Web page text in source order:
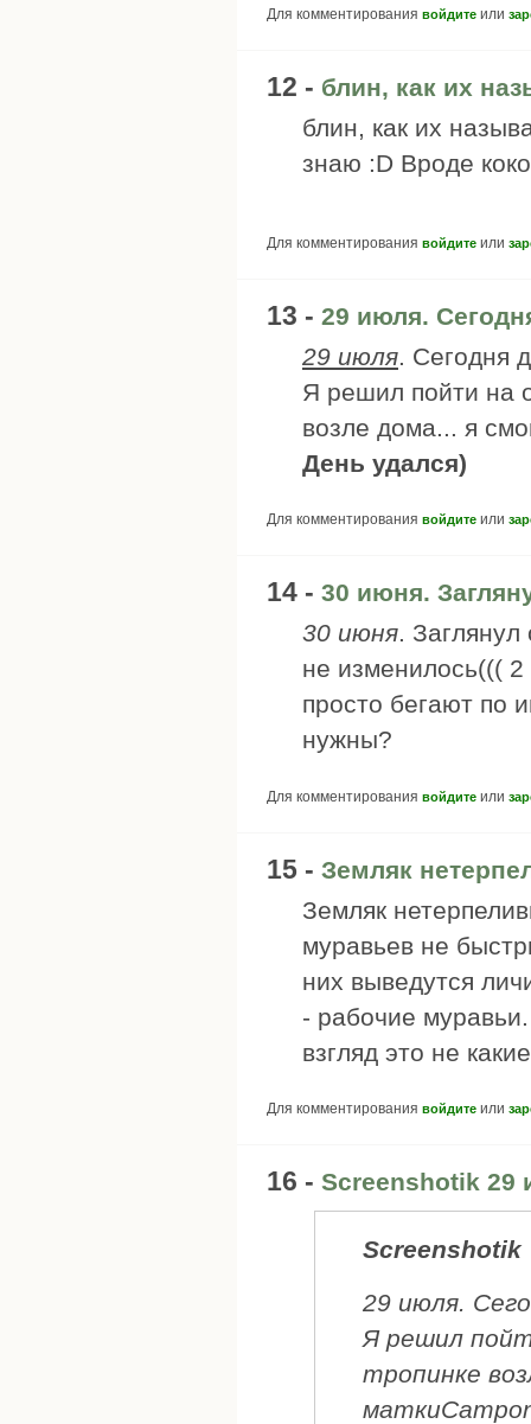
Для комментирования войдите или
12 - блин, как их
блин, как их
знаю :D Вроде
Для комментирования войдите или
13 - 29 июля.
29 июля. Сегодня
Я решил пойти на
возле дома... я
День удался)
Для комментирования войдите или
14 - 30 июня.
30 июня. Заглянул
не изменилось((( 2
просто бегают по
нужны?
Для комментирования войдите или
15 - Земляк
Земляк
муравьев не
них выведутся
- рабочие
взгляд это не
Для комментирования войдите или
16 - Screenshotik 29
Screenshotik
29 июля.
Я решил
тропинке